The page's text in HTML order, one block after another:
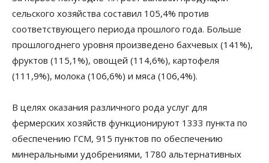
сельского хозяйства составил 105,4% против
соответствующего периода прошлого года. Больше
прошлогоднего уровня произведено бахчевых (141%),
фруктов (115,1%), овощей (114,6%), картофеля
(111,9%), молока (106,6%) и мяса (106,4%).
В целях оказания различного рода услуг для
фермерских хозяйств функционируют 1333 пункта по
обеспечению ГСМ, 915 пунктов по обеспечению
минеральными удобрениями, 1780 альтернативных